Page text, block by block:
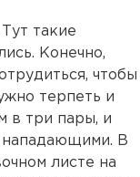
такие
Конечно,
чтобы
терпеть и
в три пары, и
нападающими. В
листе на